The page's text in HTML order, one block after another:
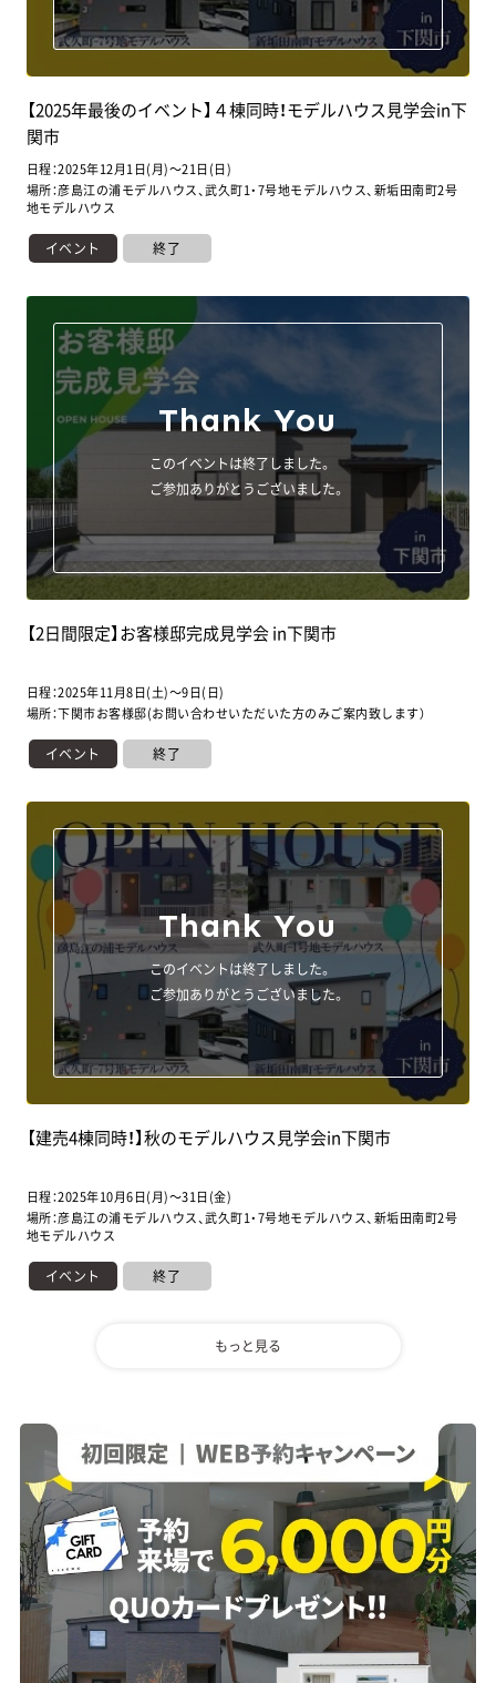
【2025年最後のイベント】４棟同時！モデルハウス見学会in下
関市
日程：2025年12月1日(月)～21日(日)
場所：彦島江の浦モデルハウス、武久町1・7号地モデルハウス、新垢田南町2号
地モデルハウス
イベント 終了
Thank You
このイベントは終了しました。
ご参加ありがとうございました。
【2日間限定】お客様邸完成見学会 in下関市
日程：2025年11月8日(土)～9日(日)
場所：下関市お客様邸(お問い合わせいただいた方のみご案内致します）
イベント 終了
Thank You
このイベントは終了しました。
ご参加ありがとうございました。
【建売4棟同時！】秋のモデルハウス見学会in下関市
日程：2025年10月6日(月)～31日(金)
場所：彦島江の浦モデルハウス、武久町1・7号地モデルハウス、新垢田南町2号
地モデルハウス
イベント 終了
もっと見る